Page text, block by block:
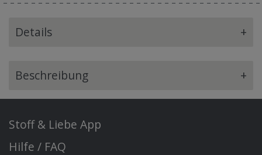
Details +
Beschreibung +
Stoff & Liebe App
Hilfe / FAQ